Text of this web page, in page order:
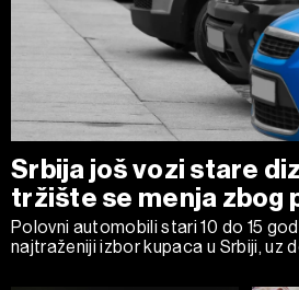
Srbija još vozi stare
tržište se menja zbog
Polovni automobili stari 10 do 15
najtraženiji izbor kupaca u Srbiji, uz